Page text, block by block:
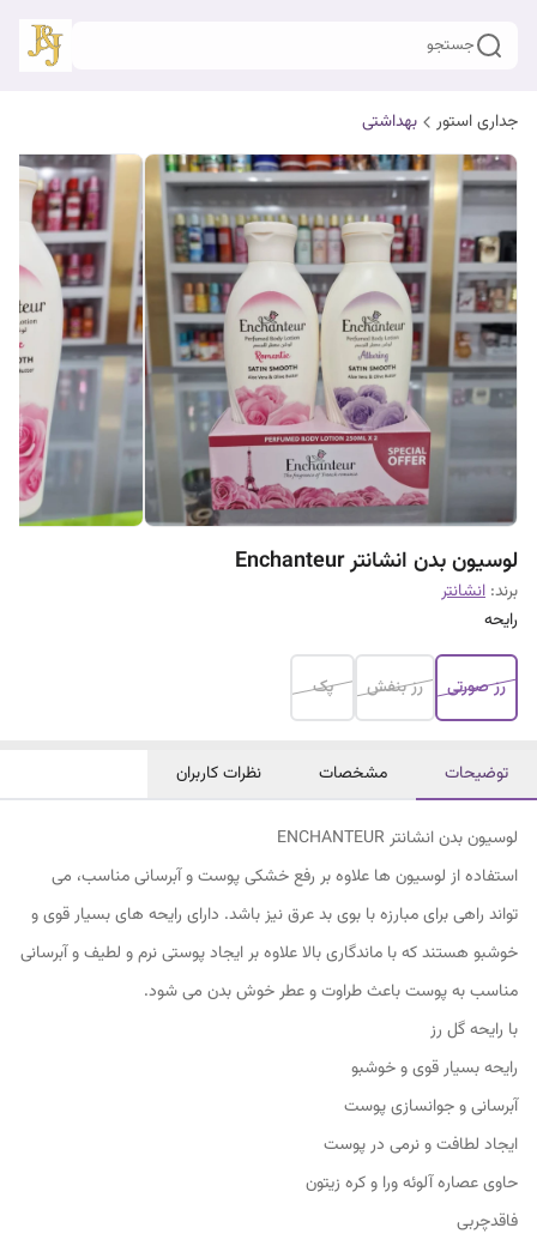
جستجو
جداری استور بهداشتی
لوسیون بدن انشانتر Enchanteur
برند: انشانتر
رایحه
رز صورتی رز بنفش پک
توضیحات مشخصات نظرات کاربران
لوسیون بدن انشانتر ENCHANTEUR
استفاده از لوسیون ها علاوه بر رفع خشکی پوست و آبرسانی مناسب، می
تواند راهی برای مبارزه با بوی بد عرق نیز باشد. دارای رایحه های بسیار قوی و
خوشبو هستند که با ماندگاری بالا علاوه بر ایجاد پوستی نرم و لطیف و آبرسانی
مناسب به پوست باعث طراوت و عطر خوش بدن می شود.
با رایحه گل رز
رایحه بسیار قوی و خوشبو
آبرسانی و جوانسازی پوست
ایجاد لطافت و نرمی در پوست
حاوی عصاره آلوئه ورا و کره زیتون
فاقدچربی